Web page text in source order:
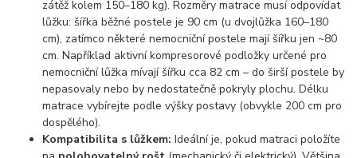
zátěž kolem 150–180 kg). Rozměry matrace musí odpovídat
lůžku: šířka běžné postele je 90 cm (u dvojlůžka 160–180
cm), zatímco některé nemocniční postele mají šířku jen ~80
cm. Například aktivní kompresorové podložky určené pro
nemocniční lůžka mívají šířku cca 82 cm – do širší postele by
nepasovaly nebo by nedostatečně pokryly plochu. Délku
matrace vybírejte podle výšky postavy (obvykle 200 cm pro
dospělého).
Kompatibilita s lůžkem: Ideální je, pokud matraci položíte